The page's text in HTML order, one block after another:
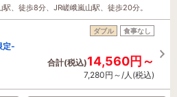
、徒歩8分、JR嵯峨嵐山駅、徒歩20分。
ダブル 食事なし
定-
合計(税込)14,560円～
7,280円～/人(税込)